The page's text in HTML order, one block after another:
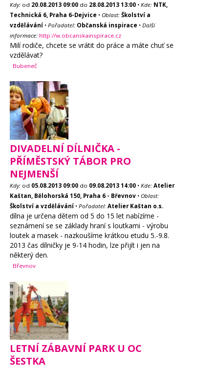
Kdy: od 20.08.2013 09:00 do 28.08.2013 13:00 • Kde: NTK,
Technická 6, Praha 6-Dejvice • Oblast: Školství a
vzdělávání • Pořadatel: Občanská inspirace • Další
informace: http://w.obcanskainspirace.cz
Milí rodiče, chcete se vrátit do práce a máte chuť se
vzdělávat?
Bubeneč
DIVADELNÍ DÍLNIČKA -
PŘÍMĚSTSKÝ TÁBOR PRO
NEJMENŠÍ
Kdy: od 05.08.2013 09:00 do 09.08.2013 14:00 • Kde: Atelier
Kaštan, Bělohorská 150, Praha 6 - Břevnov • Oblast:
Školství a vzdělávání • Pořadatel: Atelier Kaštan o.s.
dílna je určena dětem od 5 do 15 let nabízíme -
seznámení se se základy hraní s loutkami - výrobu
loutek a masek - nazkoušíme krátkou etudu 5.-9.8.
2013 čas dílničky je 9-14 hodin, lze přijít i jen na
některý den.
Břevnov
LETNÍ ZÁBAVNÍ PARK U OC
ŠESTKA